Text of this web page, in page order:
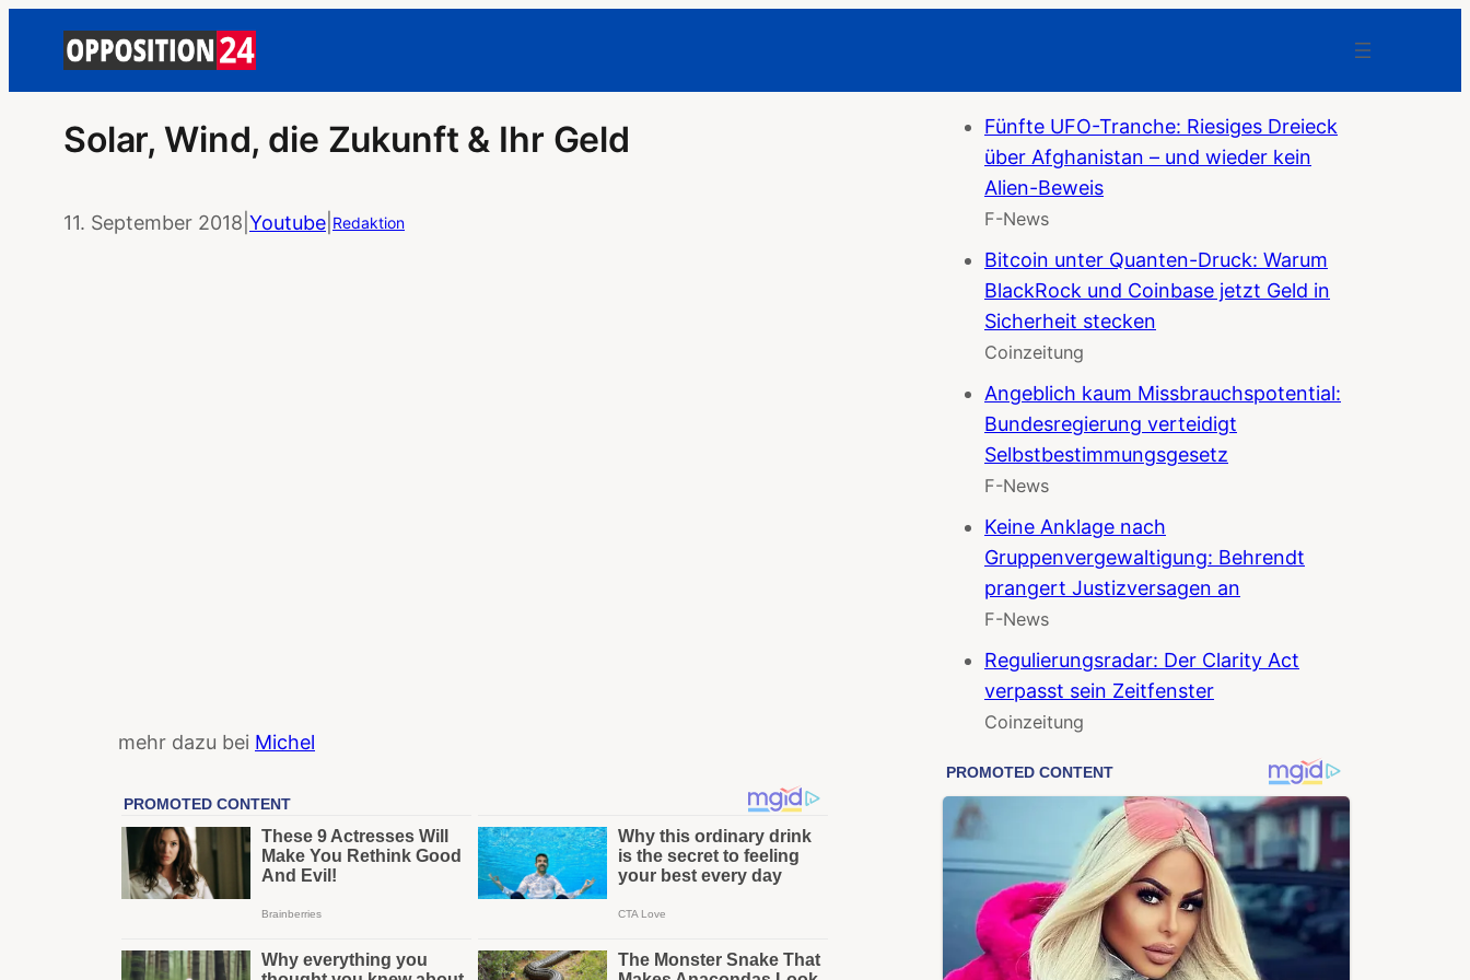
Solar, Wind, die Zukunft & Ihr Geld
11. September 2018 Youtube Redaktion
mehr dazu bei Michel
Fünfte UFO-Tranche: Riesiges Dreieck
über Afghanistan – und wieder kein
Alien-Beweis
F-News
Bitcoin unter Quanten-Druck: Warum
BlackRock und Coinbase jetzt Geld in
Sicherheit stecken
Coinzeitung
Angeblich kaum Missbrauchspotential:
Bundesregierung verteidigt
Selbstbestimmungsgesetz
F-News
Keine Anklage nach
Gruppenvergewaltigung: Behrendt
prangert Justizversagen an
F-News
Regulierungsradar: Der Clarity Act
verpasst sein Zeitfenster
Coinzeitung